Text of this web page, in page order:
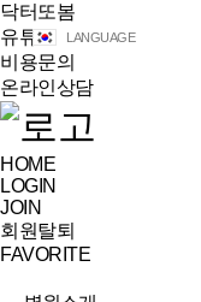
닥터또봄
유튜브
비용문의
온라인상담
LANGUAGE
HOME
LOGIN
JOIN
회원탈퇴
FAVORITE